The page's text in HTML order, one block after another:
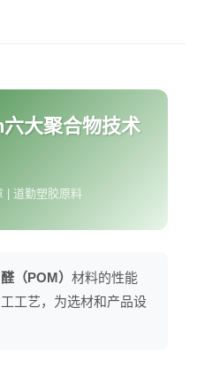
大聚合物技术
| 道勤塑胶原料
（POM） 材料的性能
工艺，为选材和产品设